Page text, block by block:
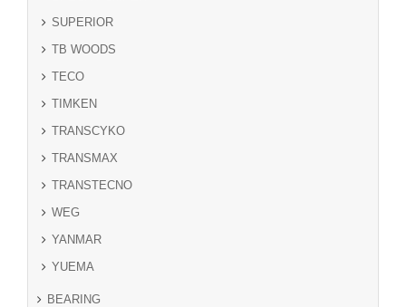
SUPERIOR
TB WOODS
TECO
TIMKEN
TRANSCYKO
TRANSMAX
TRANSTECNO
WEG
YANMAR
YUEMA
BEARING